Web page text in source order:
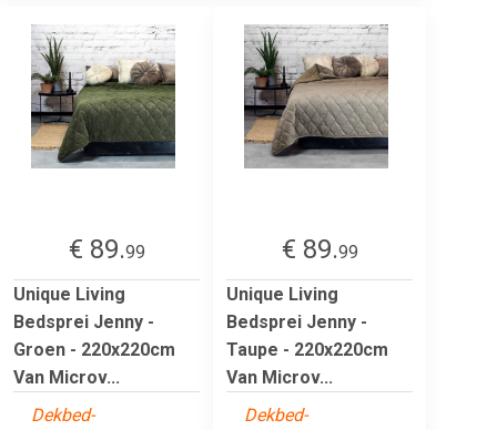
€ 89.99
Unique Living
Bedsprei Jenny -
Groen - 220x220cm
Van Microv...
Dekbed-
€ 89.99
Unique Living
Bedsprei Jenny -
Taupe - 220x220cm
Van Microv...
Dekbed-